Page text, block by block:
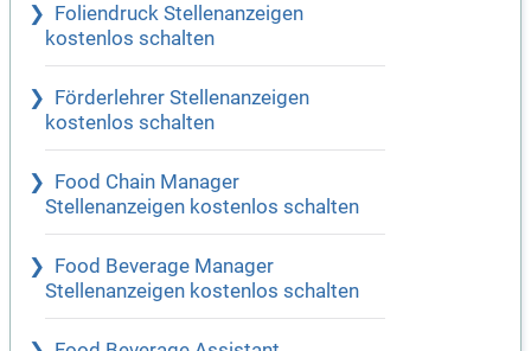
Foliendruck Stellenanzeigen
kostenlos schalten
Förderlehrer Stellenanzeigen
kostenlos schalten
Food Chain Manager
Stellenanzeigen kostenlos schalten
Food Beverage Manager
Stellenanzeigen kostenlos schalten